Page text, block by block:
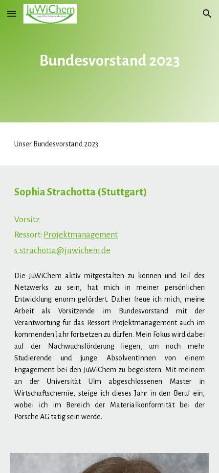
Skip to main content Skip to navigation
Bundesvorstand 2023
Unser Bundesvorstand 2023
Sophia Strachotta (Stuttgart)
Vorsitz
Ressort: Projektmanagement
s.strachotta@juwichem.de
Die JuWiChem aktiv mitgestalten zu können und Teil des
Netzwerks zu sein, hat mich in meiner persönlichen
Entwicklung enorm gefördert. Daher freue ich mich, meine
Arbeit als Vorsitzende im Bundesvorstand mit der
Verantwortung für das Ressort Projektmanagement auch im
kommenden Jahr fortsetzen zu dürfen. Mein Fokus wird dabei
auf der Nachwuchsförderung liegen, um noch mehr
Studierende und junge AbsolventInnen von einem
Engagement bei den JuWiChem zu begeistern. Mit meinem
an der Universität Ulm abgeschlossenen Master in
Wirtschaftschemie, steige ich dieses Jahr in den Beruf ein,
wobei ich im Bereich der Materialkonformität bei der
Porsche AG tätig sein werde.